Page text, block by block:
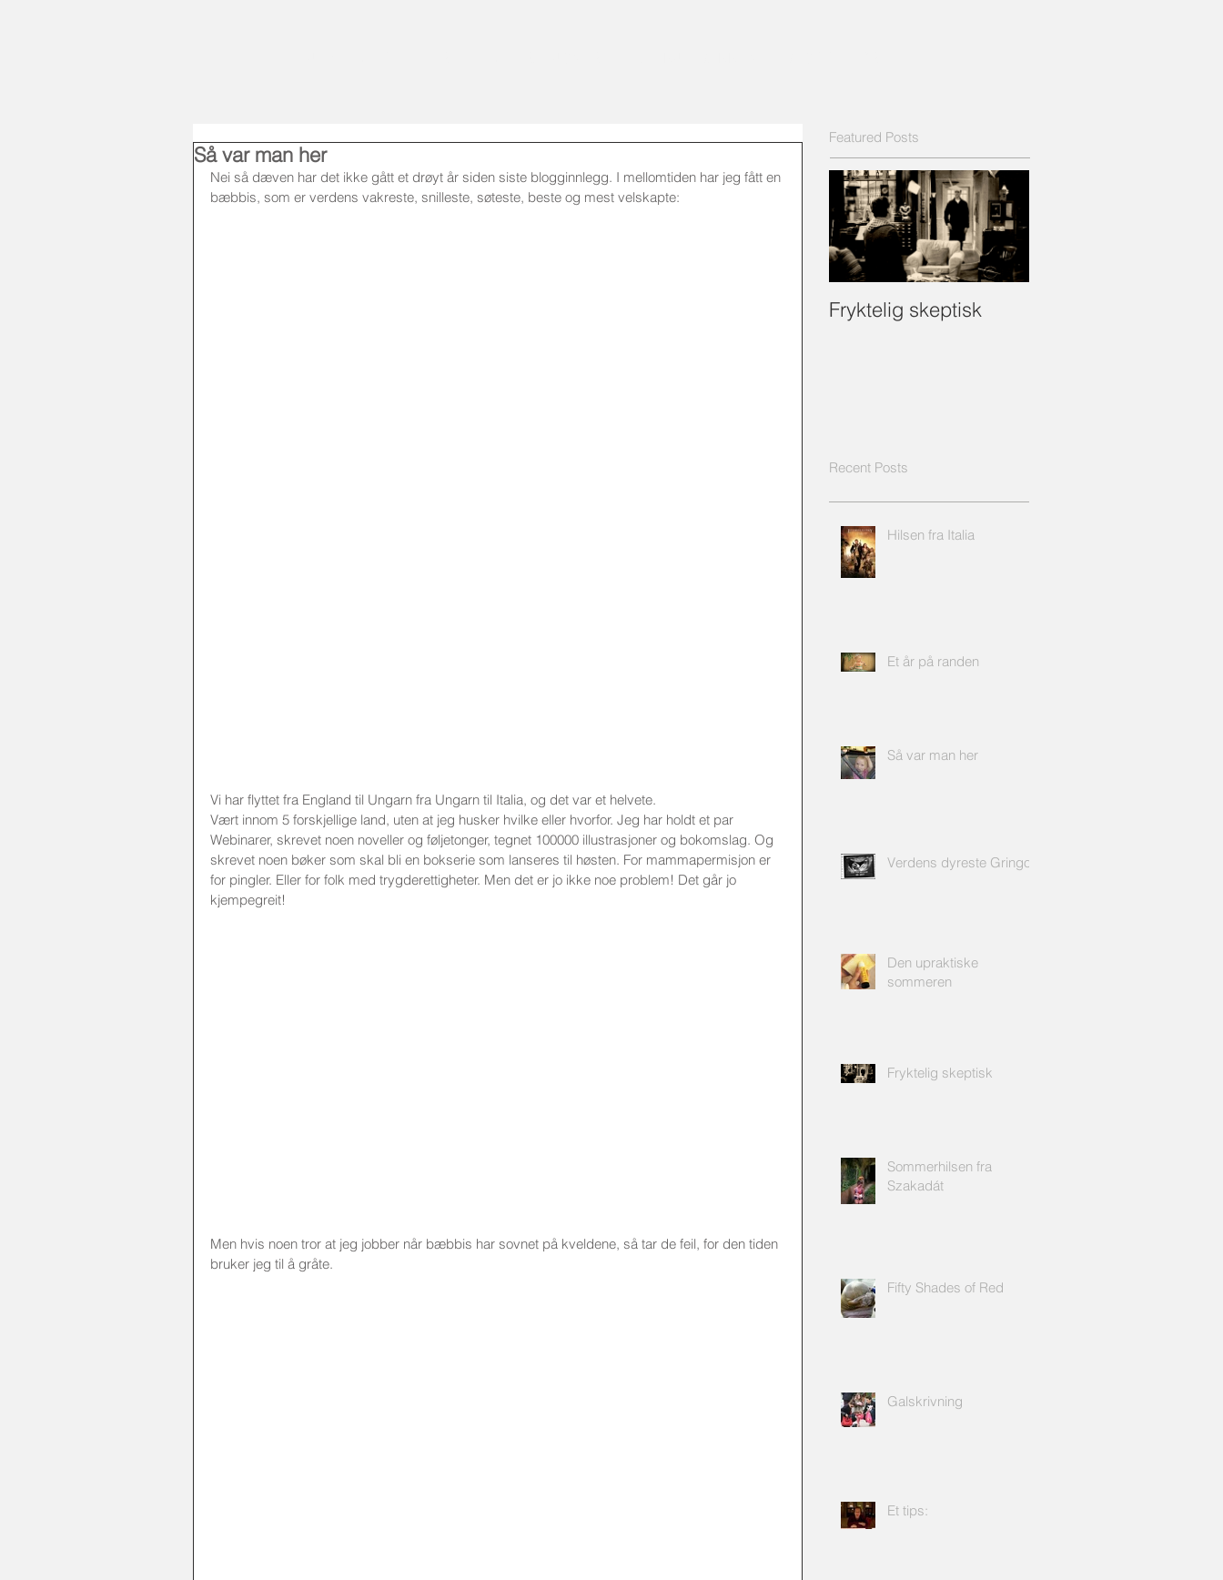
Så var man her
Nei så dæven har det ikke gått et drøyt år siden siste blogginnlegg. I mellomtiden har jeg fått en
bæbbis, som er verdens vakreste, snilleste, søteste, beste og mest velskapte:
Vi har flyttet fra England til Ungarn fra Ungarn til Italia, og det var et helvete.
Vært innom 5 forskjellige land, uten at jeg husker hvilke eller hvorfor. Jeg har holdt et par
Webinarer, skrevet noen noveller og føljetonger, tegnet 100000 illustrasjoner og bokomslag. Og
skrevet noen bøker som skal bli en bokserie som lanseres til høsten. For mammapermisjon er
for pingler. Eller for folk med trygderettigheter. Men det er jo ikke noe problem! Det går jo
kjempegreit!
Men hvis noen tror at jeg jobber når bæbbis har sovnet på kveldene, så tar de feil, for den tiden
bruker jeg til å gråte.
Featured Posts
Fryktelig skeptisk
Recent Posts
Hilsen fra Italia
Et år på randen
Så var man her
Verdens dyreste Gringo
Den upraktiske
sommeren
Fryktelig skeptisk
Sommerhilsen fra
Szakadát
Fifty Shades of Red
Galskrivning
Et tips: